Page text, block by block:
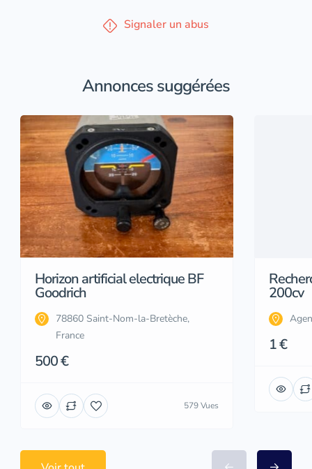
Signaler un abus
Annonces suggérées
Horizon artificial electrique BF
Goodrich
78860 Saint-Nom-la-Bretèche,
France
500 €
579 Vues
200cv
1 €